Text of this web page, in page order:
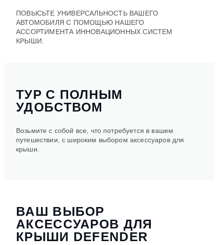
ПОВЫСЬТЕ УНИВЕРСАЛЬНОСТЬ ВАШЕГО
АВТОМОБИЛЯ С ПОМОЩЬЮ НАШЕГО
АССОРТИМЕНТА ИННОВАЦИОННЫХ СИСТЕМ
КРЫШИ.
ТУР С ПОЛНЫМ
УДОБСТВОМ
Возьмите с собой все, что потребуется в вашем
путешествии, с широким выбором аксессуаров для
крыши.
ВАШ ВЫБОР
АКСЕССУАРОВ ДЛЯ
КРЫШИ DEFENDER